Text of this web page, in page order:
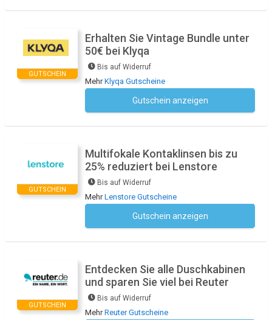
GUTSCHEIN
Erhalten Sie Vintage Bundle unter
50€ bei Klyqa
Bis auf Widerruf
MehrKlyqa Gutscheine
Gutschein anzeigen
GUTSCHEIN
Multifokale Kontaklinsen bis zu
25% reduziert bei Lenstore
Bis auf Widerruf
MehrLenstore Gutscheine
Gutschein anzeigen
GUTSCHEIN
Entdecken Sie alle Duschkabinen
und sparen Sie viel bei Reuter
Bis auf Widerruf
MehrReuter Gutscheine